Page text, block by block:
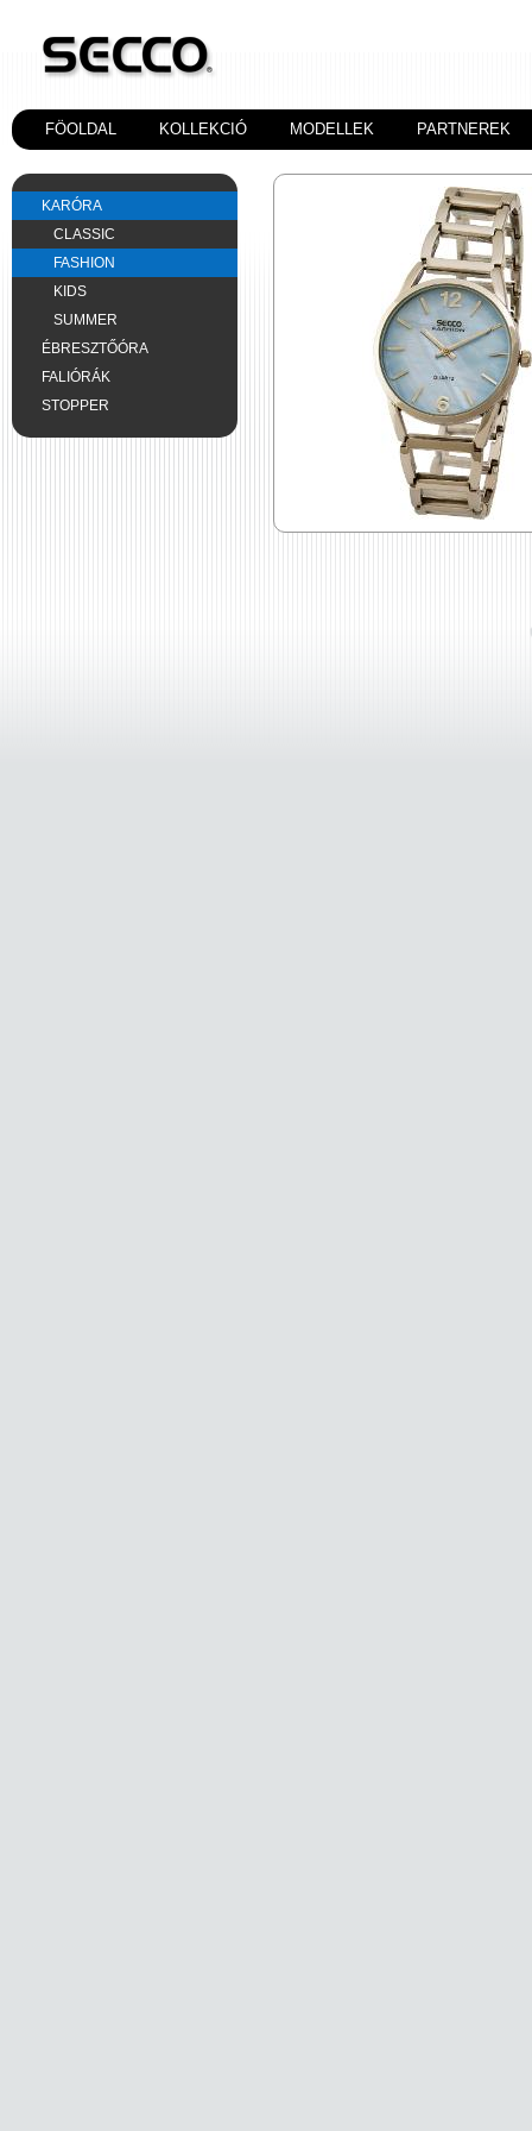
FÖOLDAL KOLLEKCIÓ MODELLEK PARTNEREK
KARÓRA
CLASSIC
FASHION
KIDS
SUMMER
ÉBRESZTŐÓRA
FALIÓRÁK
STOPPER